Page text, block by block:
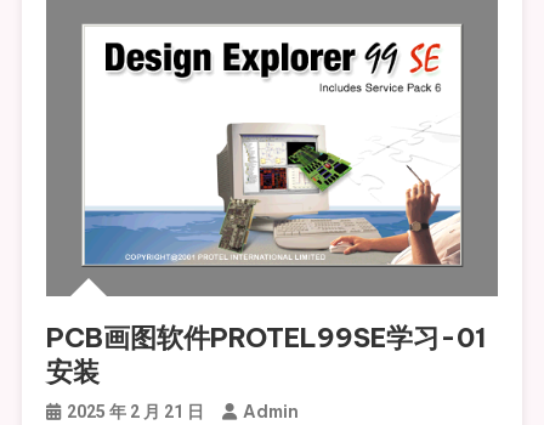
PCB画图软件PROTEL99SE学习-01
安装
2025 年 2 月 21 日 Admin